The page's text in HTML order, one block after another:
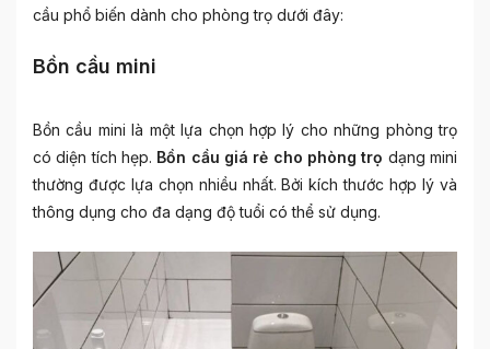
cầu phổ biến dành cho phòng trọ dưới đây:
Bồn cầu mini
Bồn cầu mini là một lựa chọn hợp lý cho những phòng trọ
có diện tích hẹp. Bồn cầu giá rẻ cho phòng trọ dạng mini
thường được lựa chọn nhiều nhất. Bởi kích thước hợp lý và
thông dụng cho đa dạng độ tuổi có thể sử dụng.